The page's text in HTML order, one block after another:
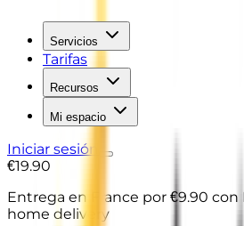
Servicios
Tarifas
Recursos
Mi espacio
Iniciar sesión
€19.90
Entrega en France por €9.90
home delivery